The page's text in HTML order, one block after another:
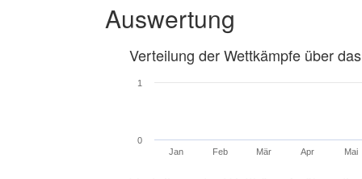
Auswertung
Verteilung der Wettkämpfe über
Jan Feb Mär Apr Mai
0
1